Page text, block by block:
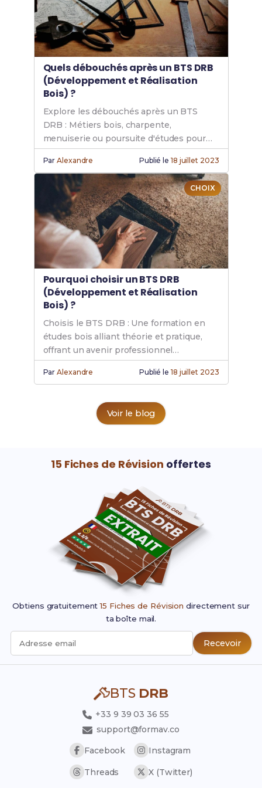
Quels débouchés après un BTS DRB
(Développement et Réalisation
Bois) ?
Explore les débouchés après un BTS
DRB : Métiers bois, charpente,
menuiserie ou poursuite d'études pour
devenir ingénieur bois. Un secteur en
pleine croissance.
ParAlexandre Publié le 18 juillet 2023
CHOIX
Pourquoi choisir un BTS DRB
(Développement et Réalisation
Bois) ?
Choisis le BTS DRB : Une formation en
études bois alliant théorie et pratique,
offrant un avenir professionnel
prometteur et un parcours scolaire
flexible.
ParAlexandre Publié le 18 juillet 2023
Voir le blog
15 Fiches de Révision offertes
Obtiens gratuitement15 Fiches de Révision directement sur
ta boîte mail.
Adresse email Recevoir
BTS DRB
+33 9 39 03 36 55
support@formav.co
Facebook
Instagram
Threads X (Twitter)